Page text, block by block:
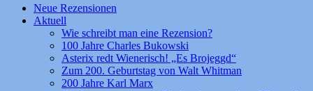
Zum
Inhalt
Neue Rezensionen
Aktuell
Wie schreibt man eine Rezension?
100 Jahre Charles Bukowski
Asterix redt Wienerisch! „Es Brojeggd“
Zum 200. Geburtstag von Walt Whitman
200 Jahre Karl Marx